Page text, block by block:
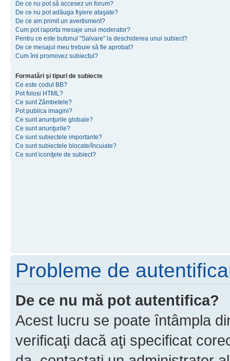
De ce nu pot să accesez un forum?
De ce nu pot adăuga fişiere ataşate?
De ce am primit un avertisment?
Cum pot raporta mesaje unui moderator?
Pentru ce este butonul "Salvare" la deschiderea unui subiect?
De ce mesajul meu trebuie să fie aprobat?
Cum îmi promovez subiectul?
Formatări şi tipuri de subiecte
Ce este codul BB?
Pot folosi HTML?
Ce sunt Zâmbetele?
Pot publica imagini?
Ce sunt anunţurile globale?
Ce sunt anunţurile?
Ce sunt subiectele importante?
Ce sunt subiectele blocate/încuiate?
Ce sunt iconiţele de subiect?
Probleme de
De ce nu mă pot autentifica?
Acest lucru se poate întâmpla
verificaţi dacă aţi specificat